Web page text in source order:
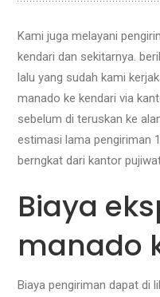
Kami juga melayani
kendari dan sekitarnya.
lalu yang sudah kami
manado ke kendari via
sebelum di teruskan ke
estimasi lama pengiriman
berngkat dari kantor
Biaya
manado
Biaya pengiriman dapat di